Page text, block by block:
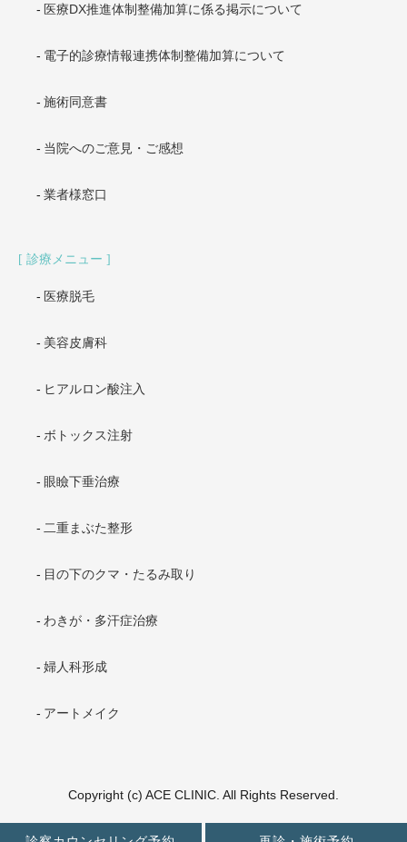
医療DX推進体制整備加算に係る掲示について
電子的診療情報連携体制整備加算について
施術同意書
当院へのご意見・ご感想
業者様窓口
診療メニュー
医療脱毛
美容皮膚科
ヒアルロン酸注入
ボトックス注射
眼瞼下垂治療
二重まぶた整形
目の下のクマ・たるみ取り
わきが・多汗症治療
婦人科形成
アートメイク
Copyright (c) ACE CLINIC. All Rights Reserved.